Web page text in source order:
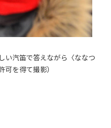
い汽笛で答えながら〈ななつ
を得て撮影）